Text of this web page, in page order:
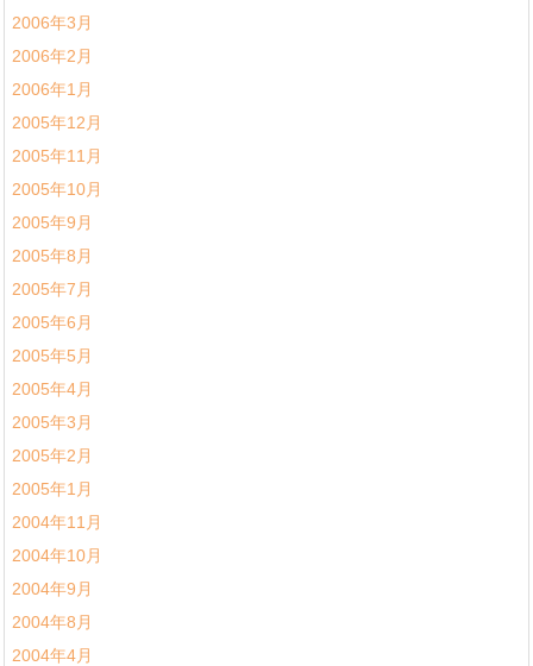
2006年3月
2006年2月
2006年1月
2005年12月
2005年11月
2005年10月
2005年9月
2005年8月
2005年7月
2005年6月
2005年5月
2005年4月
2005年3月
2005年2月
2005年1月
2004年11月
2004年10月
2004年9月
2004年8月
2004年4月